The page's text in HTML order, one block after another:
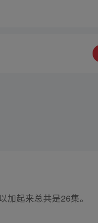
起来总共是26集。